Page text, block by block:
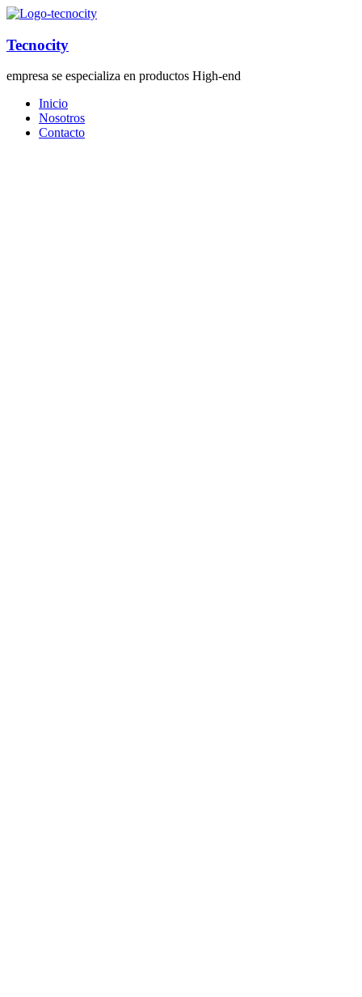
Tecnocity
empresa se especializa en productos High-end
Inicio
Nosotros
Contacto